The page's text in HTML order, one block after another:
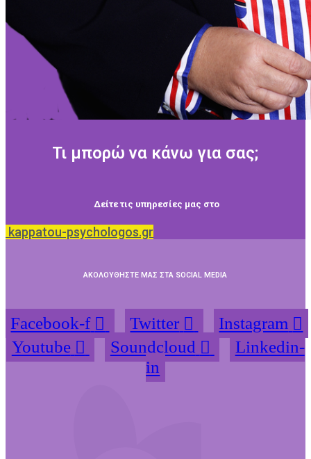
Τι μπορώ να κάνω για σας;
Δείτε τις υπηρεσίες μας στο
kappatou-psychologos.gr
ΑΚΟΛΟΥΘΗΣΤΕ ΜΑΣ ΣΤΑ SOCIAL MEDIA
Facebook-f Twitter
Instagram
Youtube
Soundcloud
Linkedin-
in